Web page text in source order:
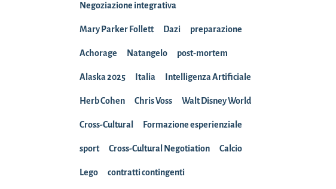
Negoziazione integrativa
Mary Parker Follett Dazi preparazione
Achorage Natangelo post-mortem
Alaska 2025 Italia Intelligenza Artificiale
Herb Cohen Chris Voss Walt Disney World
Cross-Cultural Formazione esperienziale
sport Cross-Cultural Negotiation Calcio
Lego contratti contingenti